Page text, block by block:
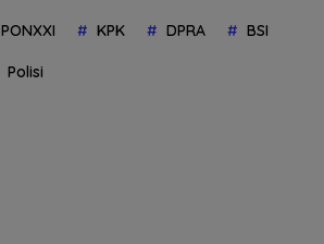
PONXXI KPK DPRA BSI
Polisi